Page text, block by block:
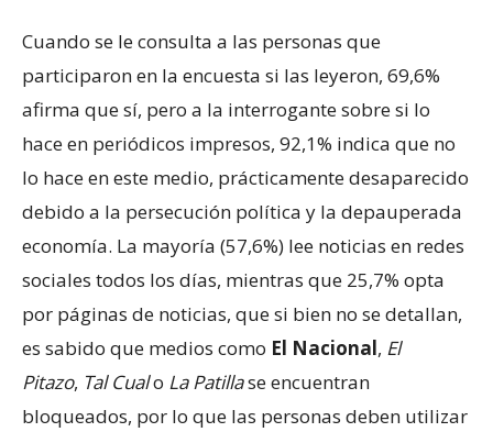
Cuando se le consulta a las personas que
participaron en la encuesta si las leyeron, 69,6%
afirma que sí, pero a la interrogante sobre si lo
hace en periódicos impresos, 92,1% indica que no
lo hace en este medio, prácticamente desaparecido
debido a la persecución política y la depauperada
economía. La mayoría (57,6%) lee noticias en redes
sociales todos los días, mientras que 25,7% opta
por páginas de noticias, que si bien no se detallan,
es sabido que medios como El Nacional, El
Pitazo, Tal Cualo La Patillase encuentran
bloqueados, por lo que las personas deben utilizar